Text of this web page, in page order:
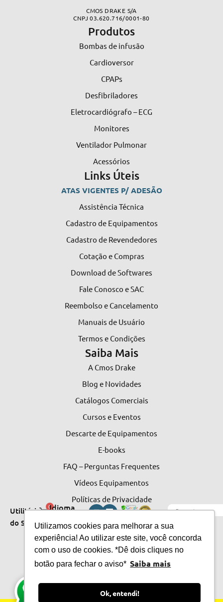
Utilizamos cookies para melhorar a sua
experiência! Ao utilizar este site, você concorda
com o uso de cookies. *Dê dois cliques no
botão para fechar o aviso* Saiba mais
Ok, entendi!
CMOS DRAKE S/A
CNPJ 03.620.716/0001-80
Produtos
Bombas de infusão
Cardioversor
CPAPs
Desfibriladores
Eletrocardiógrafo – ECG
Monitores
Ventilador Pulmonar
Acessórios
Links Úteis
ATAS VIGENTES P/ ADESÃO
Assistência Técnica
Cadastro de Equipamentos
Cadastro de Revendedores
Cotação e Compras
Download de Softwares
Fale Conosco e SAC
Reembolso e Cancelamento
Manuais de Usuário
Termos e Condições
Saiba Mais
A Cmos Drake
Blog e Novidades
Catálogos Comerciais
Cursos e Eventos
Descarte de Equipamentos
E-books
FAQ – Perguntas Frequentes
Vídeos Equipamentos
Políticas de Privacidade
Utilitários
do Site
0Idioma
do Site